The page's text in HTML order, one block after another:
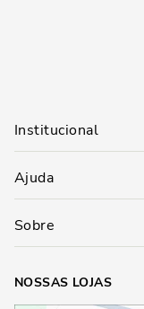
Institucional
Ajuda
Sobre
NOSSAS LOJAS